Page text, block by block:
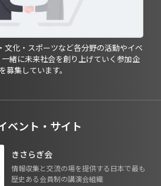
文化・スポーツなど各分野の活動やイベ
緒に未来社会を創り上げていく参加企
募集しています。
ベント・サイト
きさらぎ会
情報収集と交流の場を提供する日本で最も
歴史ある会員制の講演会組織